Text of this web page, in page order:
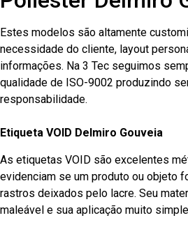
Estes modelos são altamente
necessidade do cliente, layout
informações. Na 3 Tec seguimos
qualidade de ISO-9002 produzindo
responsabilidade.
Etiqueta VOID Delmiro Gouveia
As etiquetas VOID são excelentes
evidenciam se um produto ou objeto
rastros deixados pelo lacre. Seu
maleável e sua aplicação muito